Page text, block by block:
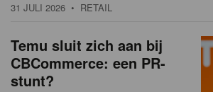
31 JULI 2026 • RETAIL
Temu sluit zich aan bij
CBCommerce: een PR-
stunt?